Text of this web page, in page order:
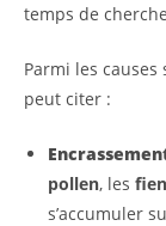
temps de
Parmi les causes
peut citer :
pollen, les
s’accumuler